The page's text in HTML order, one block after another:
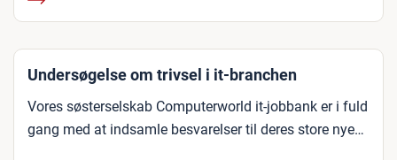
Undersøgelse om trivsel i it-branchen
Vores søsterselskab Computerworld it-jobbank er i fuld
gang med at indsamle besvarelser til deres store nye…